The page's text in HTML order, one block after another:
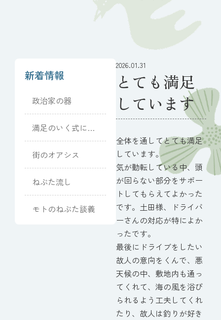
新着情報
政治家の器
満足のいく式にな
りました
街のオアシス
ねぶた流し
モトのねぶた談義
2026.01.31
とても満足
しています
全体を通してとても満足
しています。
気が動転している中、頭
が回らない部分をサポー
トしてもらえてよかった
です。土田様、ドライバ
ーさんの対応が特によか
ったです。
最後にドライブをしたい
故人の意向をくんで、悪
天候の中、敷地内も通っ
てくれて、海の風を浴び
られるよう工夫してくれ
たり、故人は釣りが好き